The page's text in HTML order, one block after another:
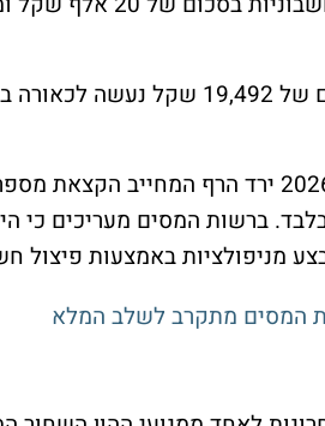
ברשות המסים סבורים כי פיצול החשבוניות לסכומים
1 ביוני הוא צפוי לרדת ל-5,000 שקל בלבד. ברשות המסים
מניפולציות באמצעות פיצול
המסים מתקרב לשלב המלא